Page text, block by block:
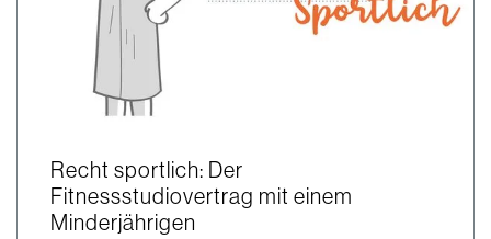
Recht sportlich: Der
Fitnessstudiovertrag mit einem
Minderjährigen